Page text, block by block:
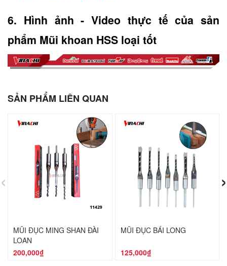
6. Hình ảnh - Video thực tế của sản
phẩm Mũi khoan HSS loại tốt
SẢN PHẨM LIÊN QUAN
MŨI ĐỤC MING SHAN ĐÀI
LOAN
200,000₫
MŨI ĐỤC BÁI LONG
125,000₫
‹ ›